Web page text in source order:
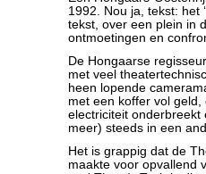
1992. Nou ja, tekst: het
tekst, over een plein in
ontmoetingen en
De Hongaarse
met veel
heen lopende
met een koffer vol
electriciteit onderbreekt
meer) steeds in een
Het is grappig dat de
maakte voor opvallend